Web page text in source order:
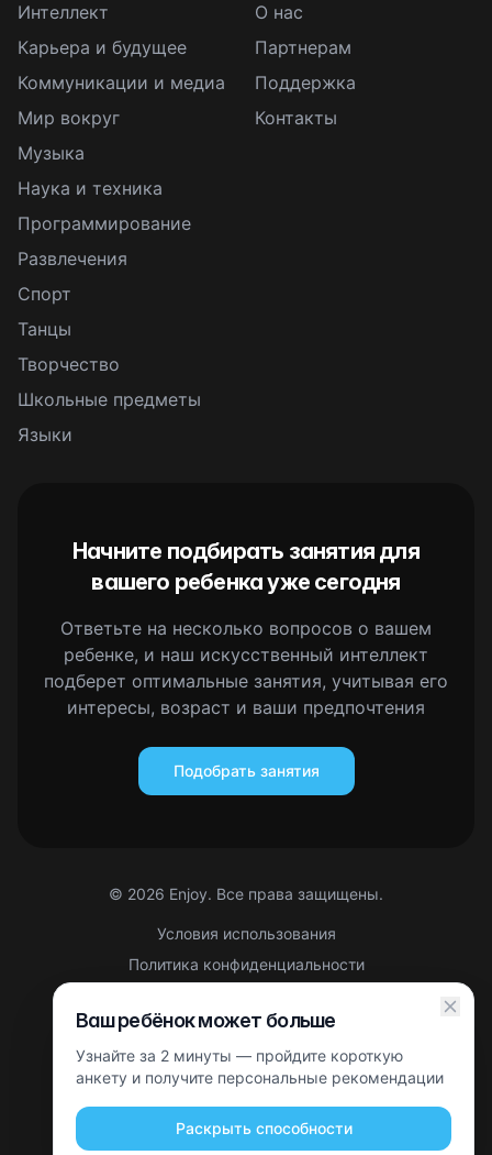
Интеллект
Карьера и будущее
Коммуникации и медиа
Мир вокруг
Музыка
Наука и техника
Программирование
Развлечения
Спорт
Танцы
Творчество
Школьные предметы
Языки
О нас
Партнерам
Поддержка
Контакты
Начните подбирать занятия для
вашего ребенка уже сегодня
Ответьте на несколько вопросов о вашем
ребенке, и наш искусственный интеллект
подберет оптимальные занятия, учитывая его
интересы, возраст и ваши предпочтения
Подобрать занятия
© 2026 Enjoy. Все права защищены.
Условия использования
Политика конфиденциальности
Партнерская оферта
Этот сайт защищен reCAPTCHA. Применяются Политика
конфиденциальности и Условия использования Google.
Ваш ребёнок может больше
Узнайте за 2 минуты — пройдите короткую
анкету и получите персональные рекомендации
Раскрыть способности